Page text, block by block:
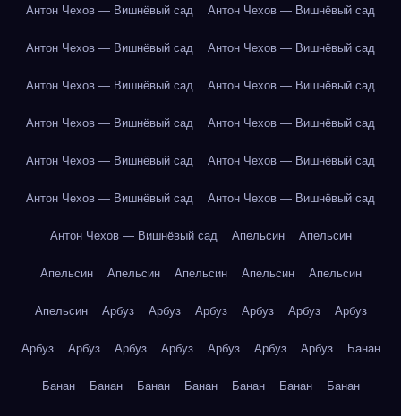
Антон Чехов — Вишнёвый сад Антон Чехов — Вишнёвый сад
Антон Чехов — Вишнёвый сад Антон Чехов — Вишнёвый сад
Антон Чехов — Вишнёвый сад Антон Чехов — Вишнёвый сад
Антон Чехов — Вишнёвый сад Антон Чехов — Вишнёвый сад
Антон Чехов — Вишнёвый сад Антон Чехов — Вишнёвый сад
Антон Чехов — Вишнёвый сад Антон Чехов — Вишнёвый сад
Антон Чехов — Вишнёвый сад Апельсин Апельсин
Апельсин Апельсин Апельсин Апельсин Апельсин
Апельсин Арбуз Арбуз Арбуз Арбуз Арбуз Арбуз
Арбуз Арбуз Арбуз Арбуз Арбуз Арбуз Арбуз Банан
Банан Банан Банан Банан Банан Банан Банан